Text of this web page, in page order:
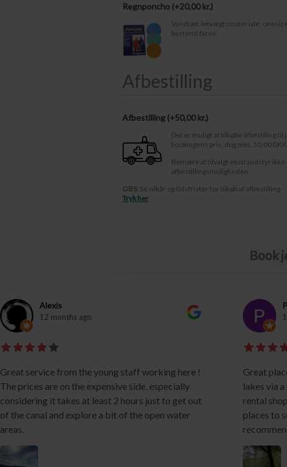
Regnponcho (+20,00kr.)
Vandtæt, letvægtsmateriale, onesize
bestemt farve.
Afbestilling
Afbestilling ( 50,00 kr.)
Det er muligt at tilkøbe afbestiling til
bookingens pris, dog min. 50,00
Bemærk at tilvalgt ekstraudstyr
afbestillingsmuligheden.
OBS: Se vilkår og tidsfrister for tilkøb af afbestilling
Tryk her
Book
Alexis
12 months ago
Great service from the young staff working here !
The prices are on the expensive side, especially
considering it takes at least 2 hours just to get out
of the canal and explore a bit of the open water
areas.
Great
lakes via
rental
places to